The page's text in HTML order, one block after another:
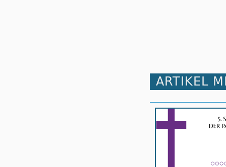
ARTIKEL